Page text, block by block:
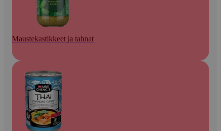
Maustekastikkeet ja tahnat